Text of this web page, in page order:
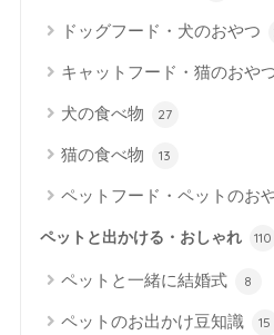
ドッグフード・犬のおやつ
キャットフード・猫のおや
犬の食べ物 27
猫の食べ物 13
ペットフード・ペットのお
ペットと出かける・おしゃれ 110
ペットと一緒に結婚式 8
ペットのお出かけ豆知識 15